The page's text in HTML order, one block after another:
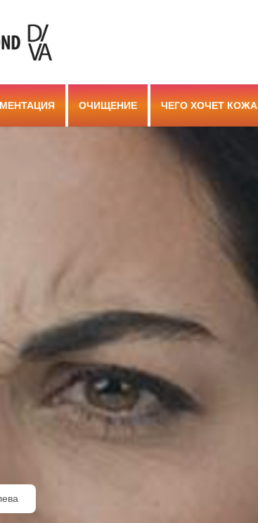
ОЧИЩЕНИЕ ЧЕГО ХОЧЕТ КОЖА